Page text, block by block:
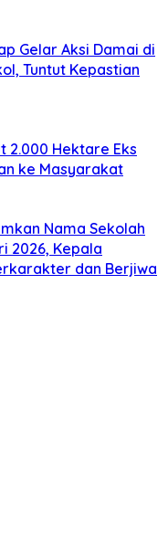
Gelar Aksi Damai di
Tuntut Kepastian
2.000 Hektare Eks
ke Masyarakat
Nama Sekolah
2026, Kepala
dan Berjiwa